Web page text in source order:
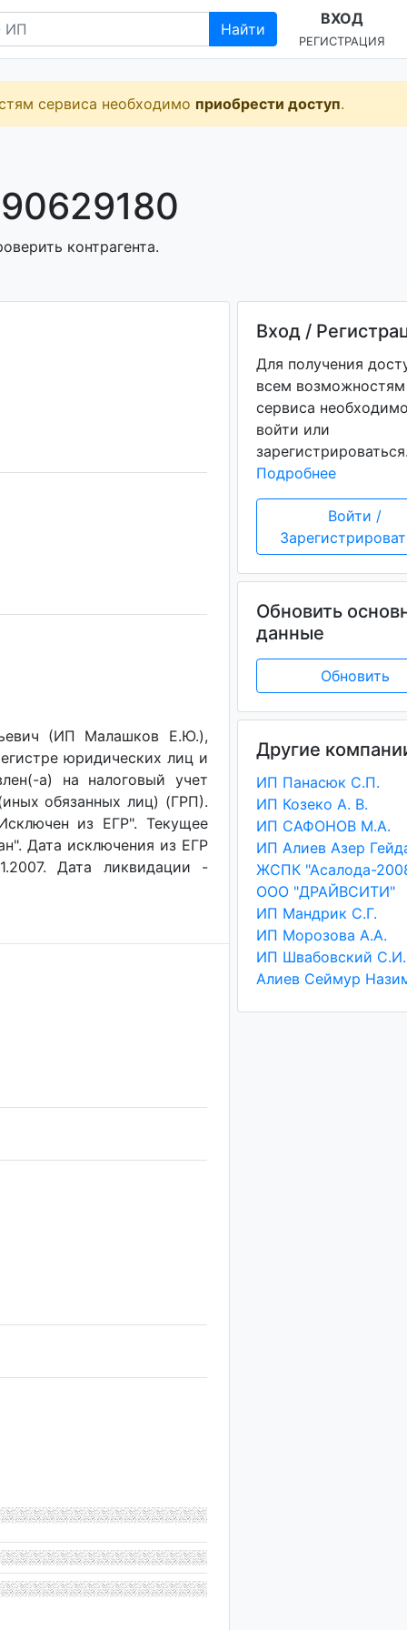
Найти
ВХОД
РЕГИСТРАЦИЯ
сервиса необходимо приобрести доступ.
контрагента.
(ИП Малашков Е.Ю.),
юридических лиц и
a) на налоговый учет
обязанных лиц) (ГРП).
из ЕГР". Текущее
Дата исключения из ЕГР
Дата ликвидации -
Вход /
Для получения
всем возможностям
сервиса
войти или
Подробнее
Войти /
Обновить
данные
Обновить
Другие
ИП Панасюк С.П.
ИП Козеко А. В.
ИП САФОНОВ М.А.
ЖСПК "Асалода-
ООО "ДРАЙВСИТИ"
ИП Мандрик С.Г.
ИП Морозова А.А.
ИП Швабовский С.И.
Алиев Сеймур